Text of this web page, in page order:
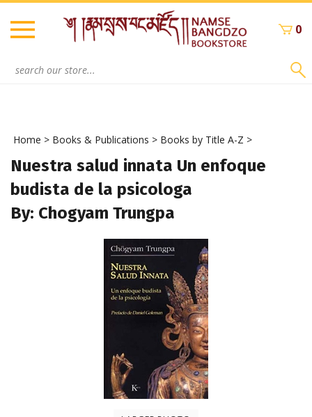
Skip
content
0
Home > Books & Publications > Books by Title A-Z >
Nuestra salud innata Un enfoque
budista de la psicologa
By: Chogyam Trungpa